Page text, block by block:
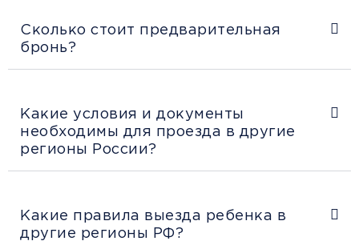
Сколько стоит предварительная
бронь?
Какие условия и документы
необходимы для проезда в другие
регионы России?
Какие правила выезда ребенка в
другие регионы РФ?